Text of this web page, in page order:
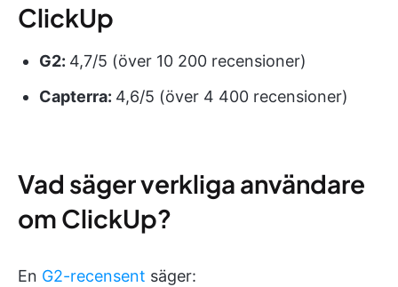
ClickUp
G2: 4,7/5 (över 10 200 recensioner)
Capterra: 4,6/5 (över 4 400 recensioner)
Vad säger verkliga användare
om ClickUp?
En G2-recensent säger: